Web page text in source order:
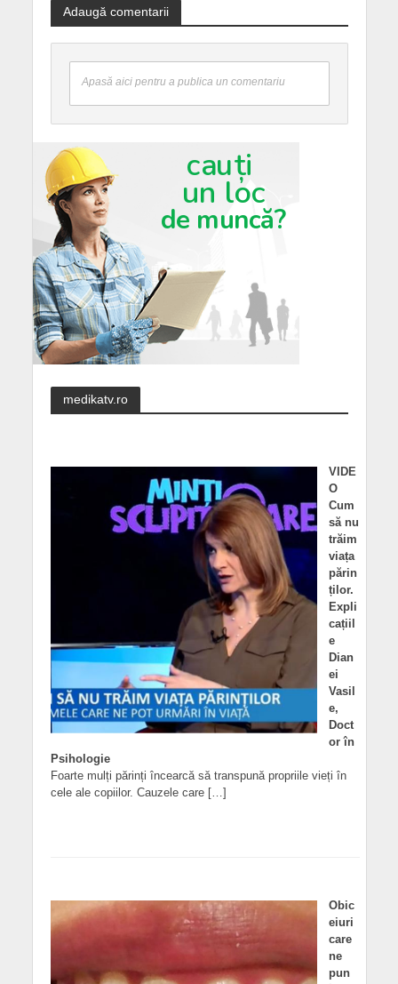
Adaugă comentarii
Apasă aici pentru a publica un comentariu
medikatv.ro
VIDE
O
Cum
să nu
trăim
viața
părin
ților.
Expli
cațiil
e
Dian
ei
Vasil
e,
Doct
or în
Psihologie
Foarte mulți părinți încearcă să transpună propriile vieți în
cele ale copiilor. Cauzele care […]
Obic
eiuri
care
ne
pun